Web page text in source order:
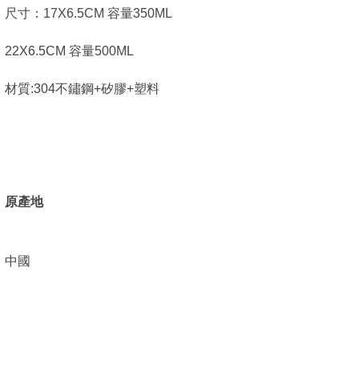
尺寸：17X6.5CM 容量350ML
22X6.5CM 容量500ML
材質:304不鏽鋼+矽膠+塑料
原產地
中國